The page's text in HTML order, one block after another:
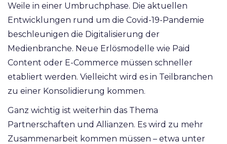
Weile in einer Umbruchphase. Die aktuellen
Entwicklungen rund um die Covid-19-Pandemie
beschleunigen die Digitalisierung der
Medienbranche. Neue Erlösmodelle wie Paid
Content oder E-Commerce müssen schneller
etabliert werden. Vielleicht wird es in Teilbranchen
zu einer Konsolidierung kommen.
Ganz wichtig ist weiterhin das Thema
Partnerschaften und Allianzen. Es wird zu mehr
Zusammenarbeit kommen müssen – etwa unter